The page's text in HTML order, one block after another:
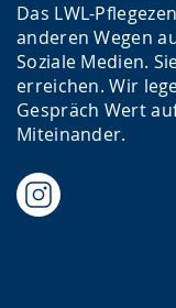
Das LWL-
anderen Wegen
Soziale Medien.
erreichen. Wir
Gespräch Wert
Miteinander.